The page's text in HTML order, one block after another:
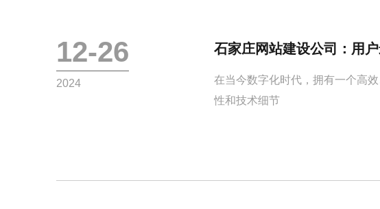
12-26
2024
石家庄网站建设公司：用
在当今数字化时代，拥有一个高
性和技术细节